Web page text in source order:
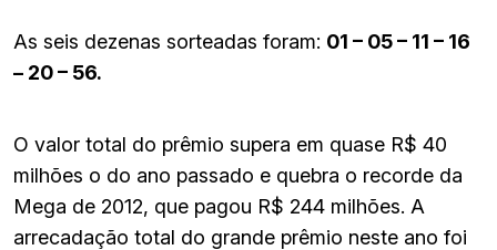
As seis dezenas sorteadas foram: 01 – 05 – 11 – 16
– 20 – 56.
O valor total do prêmio supera em quase R$ 40
milhões o do ano passado e quebra o recorde da
Mega de 2012, que pagou R$ 244 milhões. A
arrecadação total do grande prêmio neste ano foi